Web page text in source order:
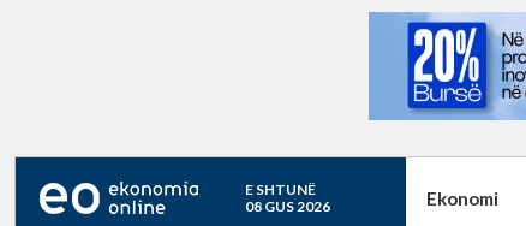
E SHTUNË
08 GUS 2026
Ekonomi